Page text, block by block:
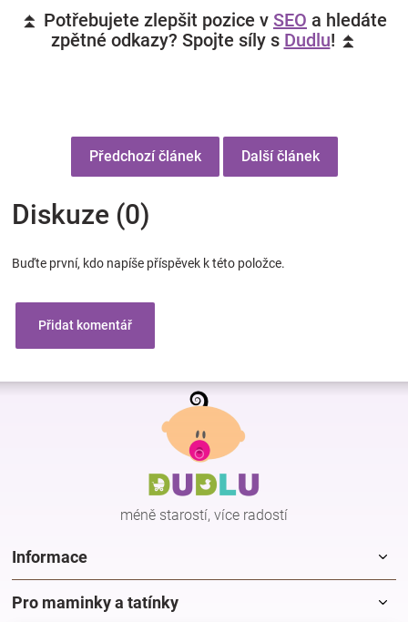
⏫ Potřebujete zlepšit pozice v SEO a hledáte
zpětné odkazy? Spojte síly s Dudlu! ⏫
Předchozí článek Další článek
Diskuze (0)
Buďte první, kdo napíše příspěvek k této položce.
Přidat komentář
Z
méně starostí, více radostí
Informace
Pro maminky a tatínky